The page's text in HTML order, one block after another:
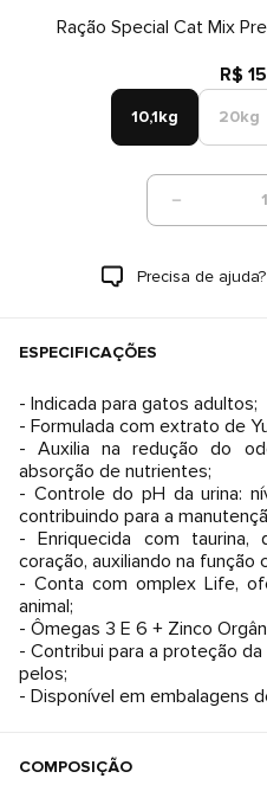
Ração Special Cat Mix
R$
10,1kg 20kg
1
Precisa de ajuda?
ESPECIFICAÇÕES
- Indicada para gatos adultos;
- Formulada com extrato de
- Auxilia na redução do
absorção de nutrientes;
- Controle do pH da urina:
contribuindo para a
- Enriquecida com
coração, auxiliando na função
- Conta com omplex Life,
animal;
- Ômegas 3 E 6 + Zinco
- Contribui para a proteção
pelos;
- Disponível em embalagens
COMPOSIÇÃO